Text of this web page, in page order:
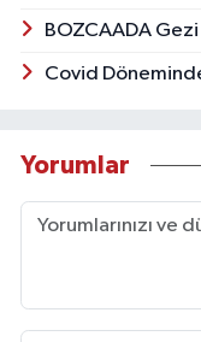
BOZCAADA
Covid
Yorumlar